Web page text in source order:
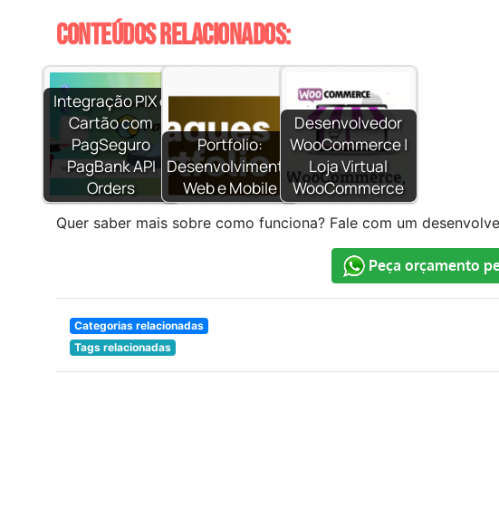
Conteúdos relacionados:
Integração PIX e
Cartão com
PagSeguro
PagBank API
Orders
Portfolio:
Desenvolvimento
Web e Mobile
Desenvolvedor
WooCommerce |
Loja Virtual
WooCommerce
Quer saber mais sobre como funciona? Fale com um
Peça orçamento
Categorias relacionadas
Tags relacionadas